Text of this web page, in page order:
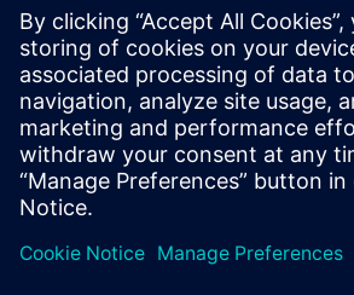
Академія Xcelerator
Отримайте доступ до різних
отримайте сертифікати
Siemens.
Доступ до тренінгу